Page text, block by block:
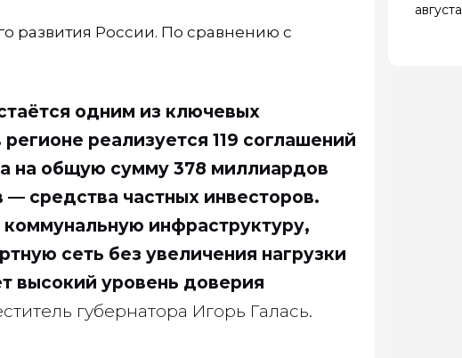
развития России. По сравнению с
одним из ключевых
реализуется 119 соглашений
на общую сумму 378 миллиардов
средства частных инвесторов.
инфраструктуру,
сеть без увеличения нагрузки
высокий уровень доверия
губернатора Игорь Галась.
августа